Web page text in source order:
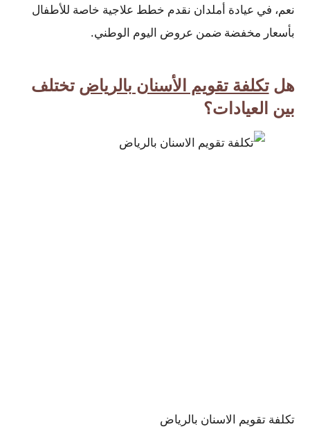
نعم، في عيادة أملدان نقدم خطط علاجية خاصة للأطفال
بأسعار مخفضة ضمن عروض اليوم الوطني.
هلتكلفة تقويم الأسنان بالرياض تختلف
بين العيادات؟
تكلفة تقويم الاسنان بالرياض